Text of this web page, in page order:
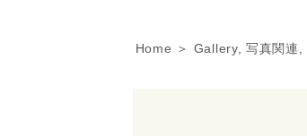
Home ＞ Gallery,写真関連